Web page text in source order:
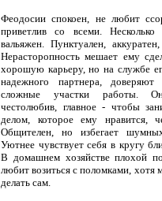
Феодосии спокоен, не любит
приветлив со всеми. Несколько
вальяжен. Пунктуален, аккуратен,
Нерасторопность мешает ему
хорошую карьеру, но на службе
надежного партнера,
сложные участки работы.
честолюбив, главное - чтобы
делом, которое ему нравится,
Общителен, но избегает
Уютнее чувствует себя в кругу
В домашнем хозяйстве плохой
любит возиться с поломками, хотя
делать сам.